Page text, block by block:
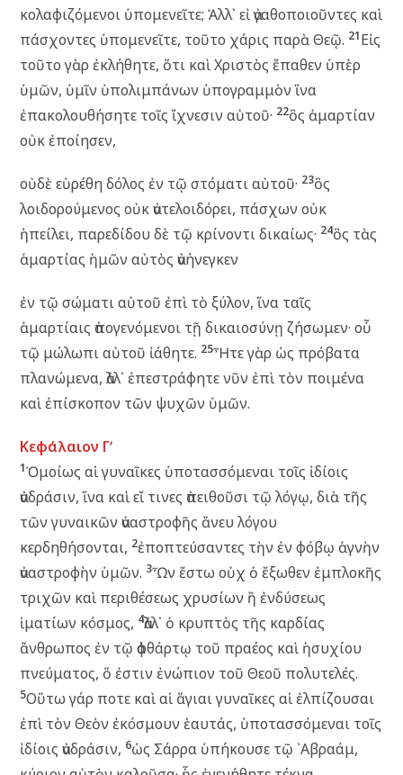
κολαφιζόμενοι ὑπομενεῖτε; Ἀλλ᾽ εἰ ἀγαθοποιοῦντες καὶ
πάσχοντες ὑπομενεῖτε, τοῦτο χάρις παρὰ Θεῷ. 21Εἰς
τοῦτο γὰρ ἐκλήθητε, ὅτι καὶ Χριστὸς ἔπαθεν ὑπὲρ
ὑμῶν, ὑμῖν ὑπολιμπάνων ὑπογραμμὸν ἵνα
ἐπακολουθήσητε τοῖς ἴχνεσιν αὐτοῦ· 22ὃς ἁμαρτίαν
οὐκ ἐποίησεν,
οὐδὲ εὑρέθη δόλος ἐν τῷ στόματι αὐτοῦ· 23ὃς
λοιδορούμενος οὐκ ἀντελοιδόρει, πάσχων οὐκ
ἠπείλει, παρεδίδου δὲ τῷ κρίνοντι δικαίως· 24ὃς τὰς
ἁμαρτίας ἡμῶν αὐτὸς ἀνήνεγκεν
ἐν τῷ σώματι αὐτοῦ ἐπὶ τὸ ξύλον, ἵνα ταῖς
ἁμαρτίαις ἀπογενόμενοι τῇ δικαιοσύνῃ ζήσωμεν· οὗ
τῷ μώλωπι αὐτοῦ ἰάθητε. 25Ἦτε γὰρ ὡς πρόβατα
πλανώμενα, ἀλλ᾽ ἐπεστράφητε νῦν ἐπὶ τὸν ποιμένα
καὶ ἐπίσκοπον τῶν ψυχῶν ὑμῶν.
Κεφάλαιον Γʹ
1Ὁμοίως αἱ γυναῖκες ὑποτασσόμεναι τοῖς ἰδίοις
ἀνδράσιν, ἵνα καὶ εἴ τινες ἀπειθοῦσι τῷ λόγῳ, διὰ τῆς
τῶν γυναικῶν ἀναστροφῆς ἄνευ λόγου
κερδηθήσονται, 2ἐποπτεύσαντες τὴν ἐν φόβῳ ἁγνὴν
ἀναστροφὴν ὑμῶν. 3Ὧν ἔστω οὐχ ὁ ἔξωθεν ἐμπλοκῆς
τριχῶν καὶ περιθέσεως χρυσίων ἢ ἐνδύσεως
ἱματίων κόσμος, 4ἀλλ᾽ ὁ κρυπτὸς τῆς καρδίας
ἄνθρωπος ἐν τῷ ἀφθάρτῳ τοῦ πραέος καὶ ἡσυχίου
πνεύματος, ὅ ἐστιν ἐνώπιον τοῦ Θεοῦ πολυτελές.
5Οὕτω γάρ ποτε καὶ αἱ ἅγιαι γυναῖκες αἱ ἐλπίζουσαι
ἐπὶ τὸν Θεὸν ἐκόσμουν ἑαυτάς, ὑποτασσόμεναι τοῖς
ἰδίοις ἀνδράσιν, 6ὡς Σάρρα ὑπήκουσε τῷ ᾿Αβραάμ,